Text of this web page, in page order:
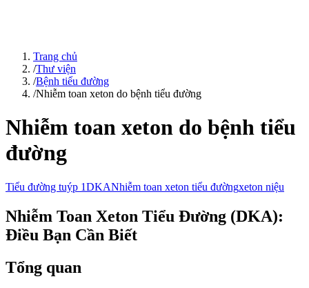
Trang chủ
/Thư viện
/Bệnh tiểu đường
/Nhiễm toan xeton do bệnh tiểu đường
Nhiễm toan xeton do bệnh tiểu
đường
Tiểu đường tuýp 1DKANhiễm toan xeton tiểu đườngxeton niệu
Nhiễm Toan Xeton Tiểu Đường (DKA):
Điều Bạn Cần Biết
Tổng quan